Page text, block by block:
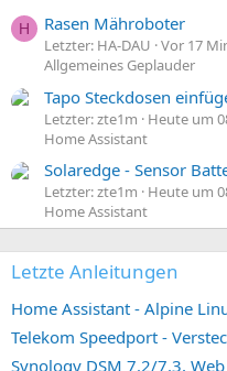
H Rasen Mähroboter
Letzter: HA-DAU Vor 17
Allgemeines Geplauder
Tapo Steckdosen
Letzter: zte1m
Heute um
Home Assistant
Solaredge - Sensor
Letzter: zte1m
Heute um
Home Assistant
Letzte Anleitungen
Home Assistant - Alpine
Telekom Speedport -